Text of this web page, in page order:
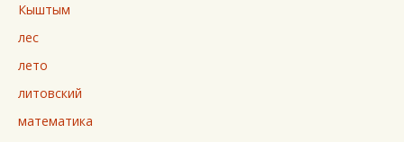
Кыштым
лес
лето
литовский
математика